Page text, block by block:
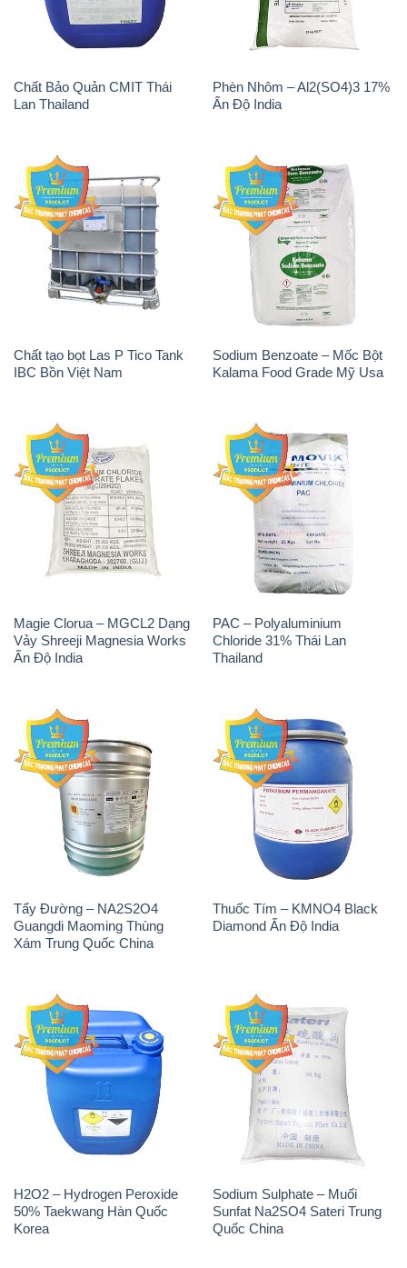
Chất Bảo Quản CMIT Thái
Lan Thailand
Phèn Nhôm – Al2(SO4)3 17%
Ấn Độ India
Chất tạo bọt Las P Tico Tank
IBC Bồn Việt Nam
Sodium Benzoate – Mốc Bột
Kalama Food Grade Mỹ Usa
Magie Clorua – MGCL2 Dạng
Vảy Shreeji Magnesia Works
Ấn Độ India
PAC – Polyaluminium
Chloride 31% Thái Lan
Thailand
Tẩy Đường – NA2S2O4
Guangdi Maoming Thùng
Xám Trung Quốc China
Thuốc Tím – KMNO4 Black
Diamond Ấn Độ India
H2O2 – Hydrogen Peroxide
50% Taekwang Hàn Quốc
Korea
Sodium Sulphate – Muối
Sunfat Na2SO4 Sateri Trung
Quốc China